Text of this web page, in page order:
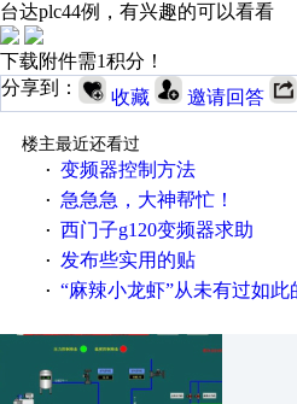
台达plc44例，有兴趣的可以看看
下载附件需1积分！
分享到：
收藏 邀请回答
楼主最近还看过
· 变频器控制方法
· 急急急，大神帮忙！
· 西门子g120变频器求助
· 发布些实用的贴
· “麻辣小龙虾”从未有过如此的